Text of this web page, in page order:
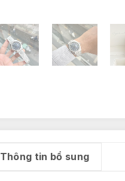
Thông tin bổ sung